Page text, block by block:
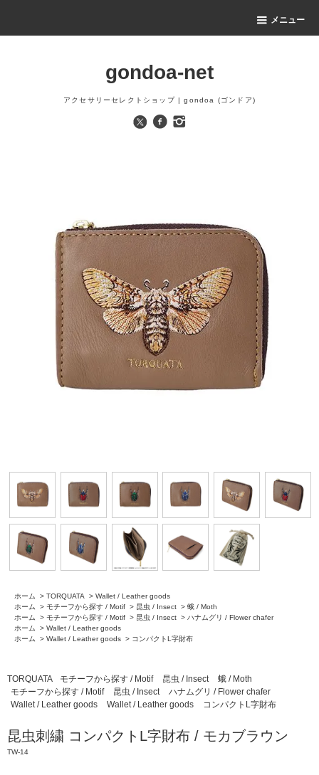
メニュー
gondoa-net
アクセサリーセレクトショップ | gondoa (ゴンドア)
ホーム > TORQUATA > Wallet / Leather goods
ホーム
> モチーフから探す / Motif > 昆虫 / Insect > 蛾 / Moth
ホーム
> モチーフから探す / Motif > 昆虫 / Insect > ハナムグリ / Flower chafer
ホーム
> Wallet / Leather goods
ホーム
> Wallet / Leather goods > コンパクトL字財布
TORQUATA モチーフから探す / Motif 昆虫 / Insect
蛾 / Moth
モチーフから探す / Motif
昆虫 / Insect
ハナムグリ / Flower chafer
Wallet / Leather goods
Wallet / Leather goods コンパクトL字財布
昆虫刺繍 コンパクトL字財布 / モカブラウン
TW-14